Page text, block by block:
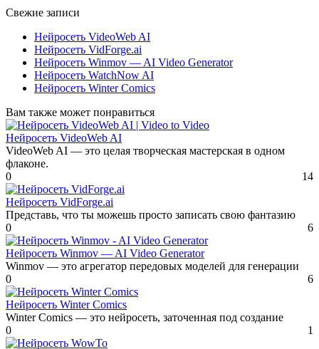
Свежие записи
Нейросеть VideoWeb AI
Нейросеть VidForge.ai
Нейросеть Winmov — AI Video Generator
Нейросеть WatchNow AI
Нейросеть Winter Comics
Вам также может понравиться
Нейросеть VideoWeb AI
VideoWeb AI — это целая творческая мастерская в одном
флаконе.
0
14
Нейросеть VidForge.ai
Представь, что ты можешь просто записать свою фантазию
0
6
Нейросеть Winmov — AI Video Generator
Winmov — это агрегатор передовых моделей для генерации
0
6
Нейросеть Winter Comics
Winter Comics — это нейросеть, заточенная под создание
0
1